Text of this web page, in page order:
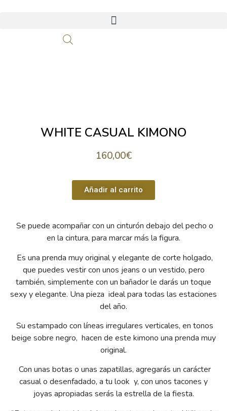
WHITE CASUAL KIMONO
160,00€
Añadir al carrito
Se puede acompañar con un cinturón debajo del pecho o
en la cintura, para marcar más la figura.
Es una prenda muy original y elegante de corte holgado,
que puedes vestir con unos jeans o un vestido, pero
también, simplemente con un bañador le darás un toque
sexy y elegante. Una pieza ideal para todas las estaciones
del año.
Su estampado con líneas irregulares verticales, en tonos
beige sobre negro, hacen de este kimono una prenda muy
original.
Con unas botas o unas zapatillas, agregarás un carácter
casual o desenfadado, a tu look y, con unos tacones y
joyas apropiadas serás la estrella de la fiesta.